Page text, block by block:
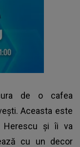
de o cafea
Aceasta este
Herescu și îi va
cu un decor